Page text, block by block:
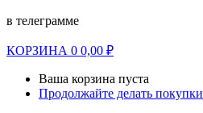
в телеграмме
КОРЗИНА 0 0,00 ₽
Ваша корзина пуста
Продолжайте делать покупки